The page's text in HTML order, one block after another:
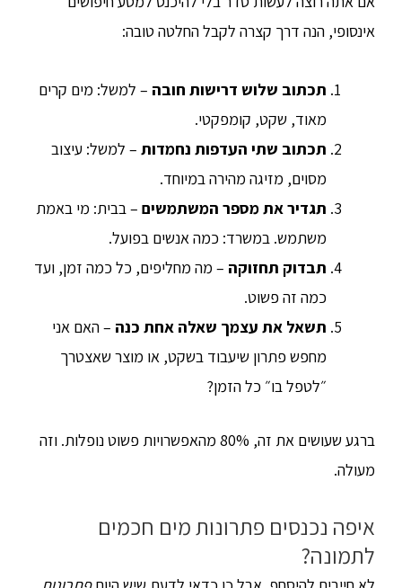
אינסופי, הנה דרך קצרה לקבל החלטה טובה:
תכתוב שלוש דרישות חובה – למשל: מים קרים
מאוד, שקט, קומפקטי.
תכתוב שתי העדפות נחמדות – למשל: עיצוב
מסוים, מזיגה מהירה במיוחד.
תגדיר את מספר המשתמשים – בבית: מי באמת
משתמש. במשרד: כמה אנשים בפועל.
תבדוק תחזוקה – מה מחליפים, כל כמה זמן, ועד
כמה זה פשוט.
תשאל את עצמך שאלה אחת כנה – האם אני
מחפש פתרון שיעבוד בשקט, או מוצר שאצטרך
״לטפל בו״ כל הזמן?
ברגע שעושים את זה, 80% מהאפשרויות פשוט נופלות. וזה
מעולה.
איפה נכנסים פתרונות מים חכמים
לתמונה?